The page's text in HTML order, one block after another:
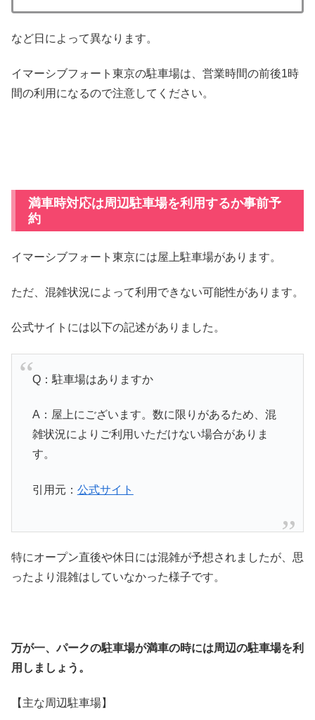
など日によって異なります。
イマーシブフォート東京の駐車場は、営業時間の前後1時
間の利用になるので注意してください。
満車時対応は周辺駐車場を利用するか事前予
約
イマーシブフォート東京には屋上駐車場があります。
ただ、混雑状況によって利用できない可能性があります。
公式サイトには以下の記述がありました。
Q：駐車場はありますか
A：屋上にございます。数に限りがあるため、混
雑状況によりご利用いただけない場合がありま
す。
引用元： 公式サイト
特にオープン直後や休日には混雑が予想されましたが、思
ったより混雑はしていなかった様子です。
万が一、パークの駐車場が満車の時には周辺の駐車場を利
用しましょう。
【主な周辺駐車場】